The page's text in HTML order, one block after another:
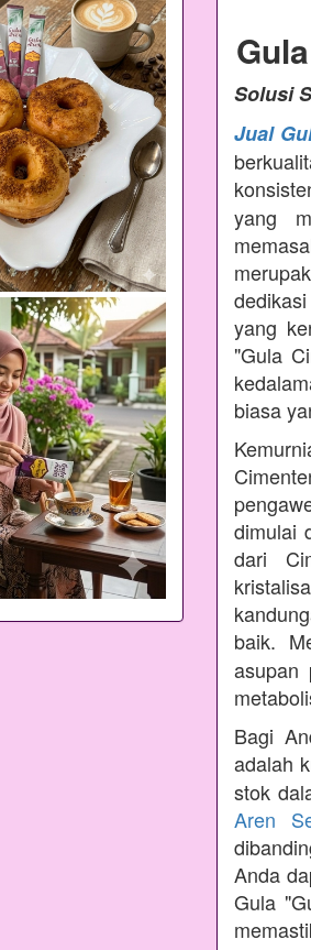
Solusi
Jual
yang
yang
"Gula
biasa
dimulai
dari
baik.
asupan
Bagi
adalah
stok
Aren
Anda
Gula